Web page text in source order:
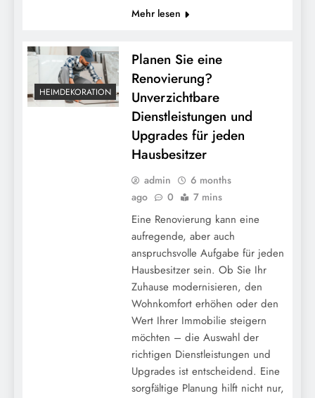
Mehr lesen
HEIMDEKORATION
Planen Sie eine
Renovierung?
Unverzichtbare
Dienstleistungen und
Upgrades für jeden
Hausbesitzer
admin
6 months
ago
0 7 mins
Eine Renovierung kann eine
aufregende, aber auch
anspruchsvolle Aufgabe für jeden
Hausbesitzer sein. Ob Sie Ihr
Zuhause modernisieren, den
Wohnkomfort erhöhen oder den
Wert Ihrer Immobilie steigern
möchten – die Auswahl der
richtigen Dienstleistungen und
Upgrades ist entscheidend. Eine
sorgfältige Planung hilft nicht nur,